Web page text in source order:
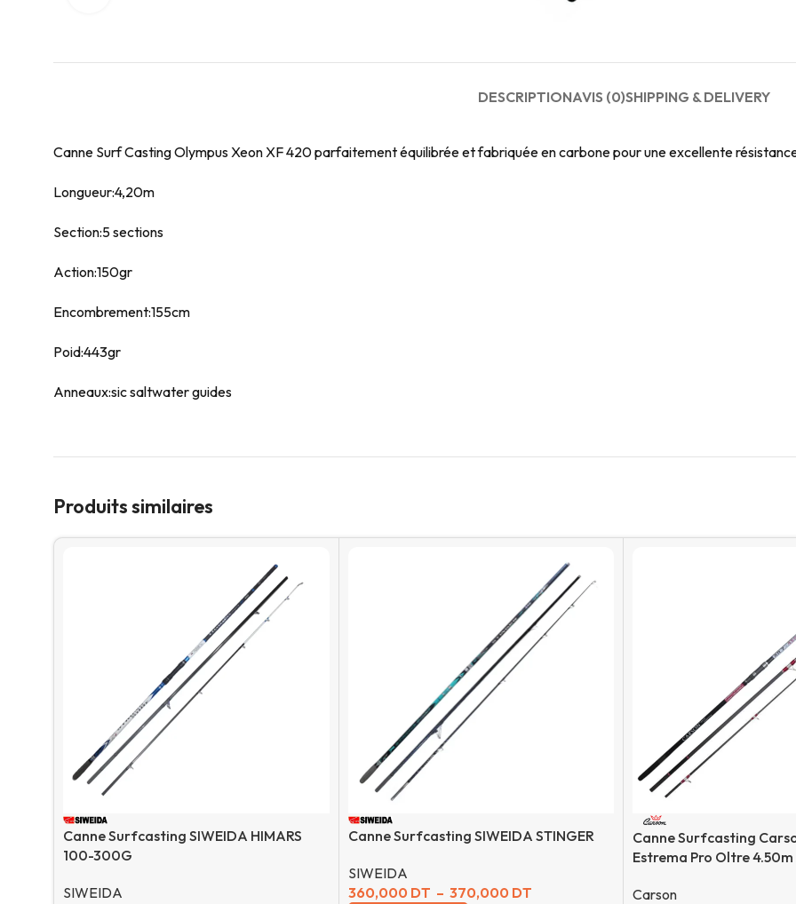
DESCRIPTIONAVIS (0)SHIPPING & DELIVERY
Canne Surf Casting Olympus Xeon XF 420 parfaitement équilibrée et fabriquée en carbone pour une excellente
Longueur:4,20m
Section:5 sections
Action:150gr
Encombrement:155cm
Poid:443gr
Anneaux:sic saltwater guides
Produits similaires
Canne Surfcasting SIWEIDA HIMARS
100-300G
SIWEIDA
Canne Surfcasting SIWEIDA STINGER
SIWEIDA
360,000 DT – 370,000 DT
Canne Surfcasting
Estrema Pro Oltre 4.50m
Carson